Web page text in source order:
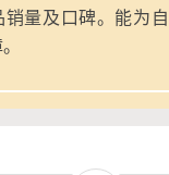
销量及口碑。能为